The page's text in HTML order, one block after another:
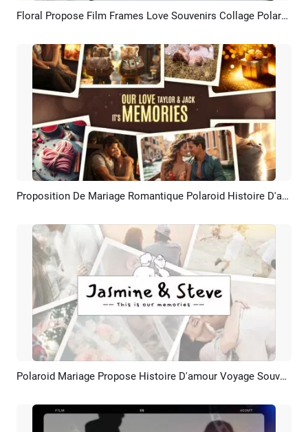
Aperçu Créer IA Floral Propose Film Frames Love Souvenirs Collage Polaroid Diaporama
Aperçu Créer IA Proposition De Mariage Romantique Polaroid Histoire D'amour Souvenirs Collage Photo De Famille Diaporama
Aperçu Créer IA Polaroid Mariage Propose Histoire D'amour Voyage Souvenirs Photo Collage Diaporama